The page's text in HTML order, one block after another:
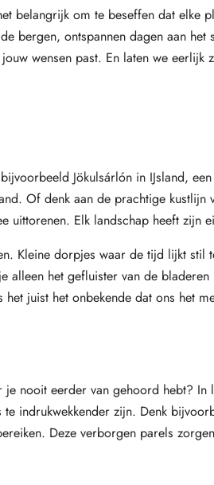
belangrijk om te beseffen dat elke
bergen, ontspannen dagen aan het
wensen past. En laten we eerlijk
Jökulsárlón in IJsland,
Of denk aan de prachtige kustlijn
uittorenen. Elk landschap heeft zijn
Kleine dorpjes waar de tijd lijkt stil
alleen het gefluister van de
juist het onbekende dat ons het
nooit eerder van gehoord hebt? In
indrukwekkender zijn. Denk
Deze verborgen parels